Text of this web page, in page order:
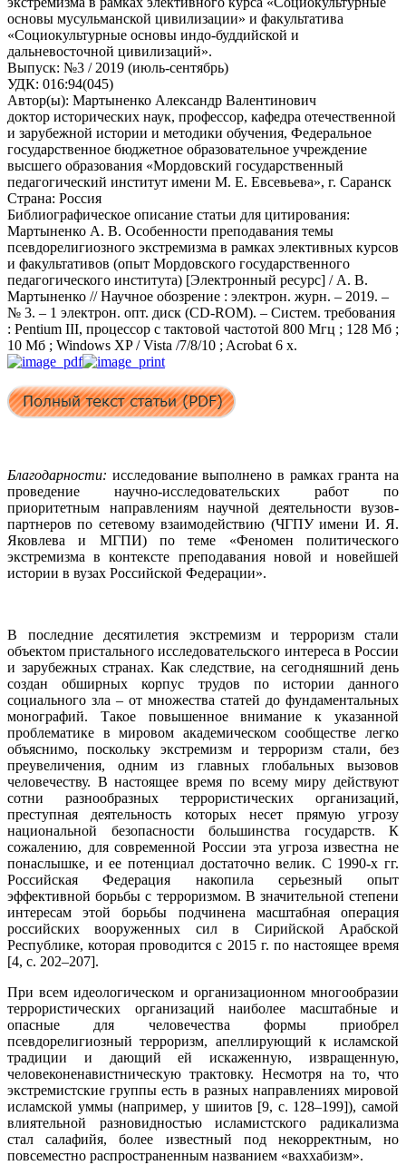
основы мусульманской цивилизации» и факультатива
«Социокультурные основы индо-буддийской и
дальневосточной цивилизаций».
Выпуск: №3 / 2019 (июль-сентябрь)
УДК: 016:94(045)
Автор(ы): Мартыненко Александр Валентинович
доктор исторических наук, профессор, кафедра отечественной
и зарубежной истории и методики обучения, Федеральное
государственное бюджетное образовательное учреждение
высшего образования «Мордовский государственный
педагогический институт имени М. Е. Евсевьева», г. Саранск
Страна: Россия
Библиографическое описание статьи для цитирования:
Мартыненко А. В. Особенности преподавания темы
псевдорелигиозного экстремизма в рамках элективных курсов
и факультативов (опыт Мордовского государственного
педагогического института) [Электронный ресурс] / А. В.
Мартыненко // Научное обозрение : электрон. журн. – 2019. –
№ 3. – 1 электрон. опт. диск (CD-ROM). – Систем. требования
: Pentium III, процессор с тактовой частотой 800 Мгц ; 128 Мб ;
10 Мб ; Windows XP / Vista /7/8/10 ; Acrobat 6 х.
Благодарности: исследование выполнено в рамках гранта на
проведение научно-исследовательских работ по
приоритетным направлениям научной деятельности вузов-
партнеров по сетевому взаимодействию (ЧГПУ имени И. Я.
Яковлева и МГПИ) по теме «Феномен политического
экстремизма в контексте преподавания новой и новейшей
истории в вузах Российской Федерации».
В последние десятилетия экстремизм и терроризм стали
объектом пристального исследовательского интереса в России
и зарубежных странах. Как следствие, на сегодняшний день
создан обширных корпус трудов по истории данного
социального зла – от множества статей до фундаментальных
монографий. Такое повышенное внимание к указанной
проблематике в мировом академическом сообществе легко
объяснимо, поскольку экстремизм и терроризм стали, без
преувеличения, одним из главных глобальных вызовов
человечеству. В настоящее время по всему миру действуют
сотни разнообразных террористических организаций,
преступная деятельность которых несет прямую угрозу
национальной безопасности большинства государств. К
сожалению, для современной России эта угроза известна не
понаслышке, и ее потенциал достаточно велик. С 1990-х гг.
Российская Федерация накопила серьезный опыт
эффективной борьбы с терроризмом. В значительной степени
интересам этой борьбы подчинена масштабная операция
российских вооруженных сил в Сирийской Арабской
Республике, которая проводится с 2015 г. по настоящее время
[4, с. 202–207].
При всем идеологическом и организационном многообразии
террористических организаций наиболее масштабные и
опасные для человечества формы приобрел
псевдорелигиозный терроризм, апеллирующий к исламской
традиции и дающий ей искаженную, извращенную,
человеконенавистническую трактовку. Несмотря на то, что
экстремистские группы есть в разных направлениях мировой
исламской уммы (например, у шиитов [9, с. 128–199]), самой
влиятельной разновидностью исламистского радикализма
стал салафийя, более известный под некорректным, но
повсеместно распространенным названием «ваххабизм».